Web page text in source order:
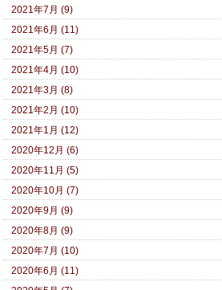
2021年7月 (9)
2021年6月 (11)
2021年5月 (7)
2021年4月 (10)
2021年3月 (8)
2021年2月 (10)
2021年1月 (12)
2020年12月 (6)
2020年11月 (5)
2020年10月 (7)
2020年9月 (9)
2020年8月 (9)
2020年7月 (10)
2020年6月 (11)